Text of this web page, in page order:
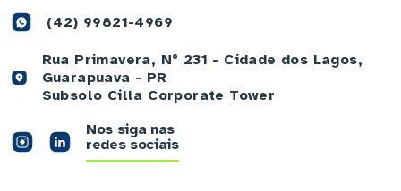
(42) 99821-4969
Rua Primavera, Nº 231 - Cidade dos Lagos,
Guarapuava - PR
Subsolo Cilla Corporate Tower
Nos siga nas
redes sociais